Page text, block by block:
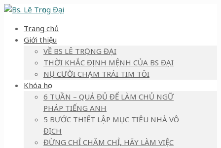
Trang chủ
Giới thiệu
VỀ BS LÊ TRỌNG ĐẠI
THỜI KHẮC ĐỊNH MỆNH CỦA BS ĐẠI
NỤ CƯỜI CHẠM TRÁI TIM TÔI
Khóa học
6 TUẦN – QUÁ ĐỦ ĐỂ LÀM CHỦ NGỮ
PHÁP TIẾNG ANH
5 BƯỚC THIẾT LẬP MỤC TIÊU NHÀ VÔ
ĐỊCH
ĐỪNG CHỈ CHĂM CHỈ, HÃY LÀM VIỆC